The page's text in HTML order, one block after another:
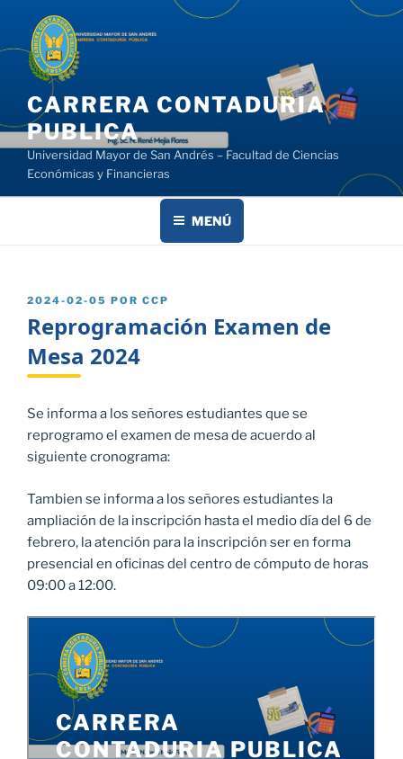
contenido
CARRERA CONTADURIA
PUBLICA
Universidad Mayor de San Andrés – Facultad de Ciencias
Económicas y Financieras
MENÚ
PUBLICADO
2024-02-05 POR CCP
Reprogramación Examen de
Mesa 2024
Se informa a los señores estudiantes que se
reprogramo el examen de mesa de acuerdo al
siguiente cronograma:
Tambien se informa a los señores estudiantes la
ampliación de la inscripción hasta el medio día del 6 de
febrero, la atención para la inscripción ser en forma
presencial en oficinas del centro de cómputo de horas
09:00 a 12:00.